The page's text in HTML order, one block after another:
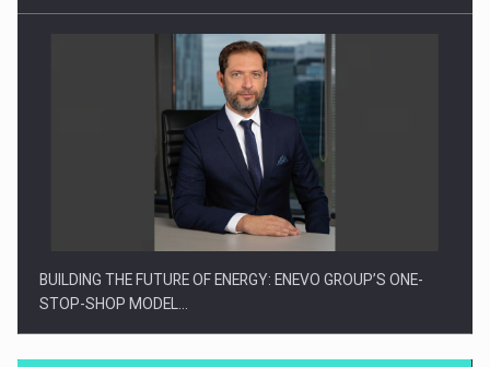
BUILDING THE FUTURE OF ENERGY: ENEVO GROUP’S ONE-
STOP-SHOP MODEL…